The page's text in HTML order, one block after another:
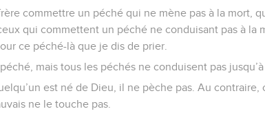
commettre un péché qui ne mène pas à la mort,
qui commettent un péché ne conduisant pas à la
ce péché-là que je dis de prier.
mais tous les péchés ne conduisent pas jusqu’à
est né de Dieu, il ne pèche pas. Au
ne le touche pas.